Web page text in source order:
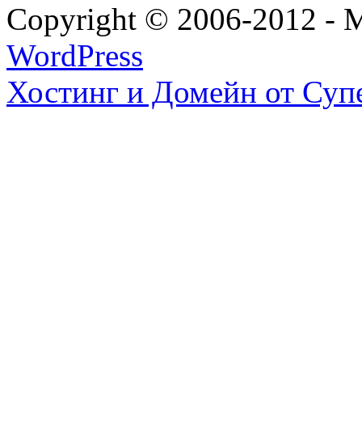
Copyright © 2006-2012 -
WordPress
Хостинг и Домейн от